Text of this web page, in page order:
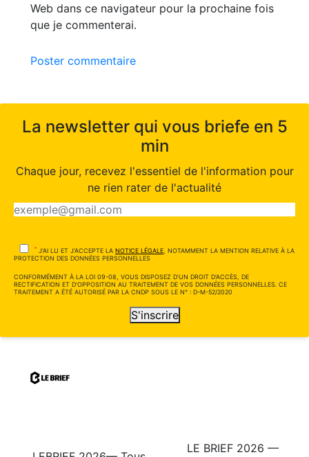
Web dans ce navigateur pour la prochaine fois
que je commenterai.
Poster commentaire
La newsletter qui vous briefe en 5
min
Chaque jour, recevez l'essentiel de l'information pour
ne rien rater de l'actualité
* J'AI LU ET J'ACCEPTE LA NOTICE LÉGALE , NOTAMMENT LA MENTION RELATIVE À LA
PROTECTION DES DONNÉES PERSONNELLES
CONFORMÉMENT À LA LOI 09-08, VOUS DISPOSEZ D'UN DROIT D'ACCÈS, DE
RECTIFICATION ET D'OPPOSITION AU TRAITEMENT DE VOS DONNÉES PERSONNELLES. CE
TRAITEMENT A ÉTÉ AUTORISÉ PAR LA CNDP SOUS LE N° : D-M-52/2020
S'inscrire
LE BRIEF 2026 —